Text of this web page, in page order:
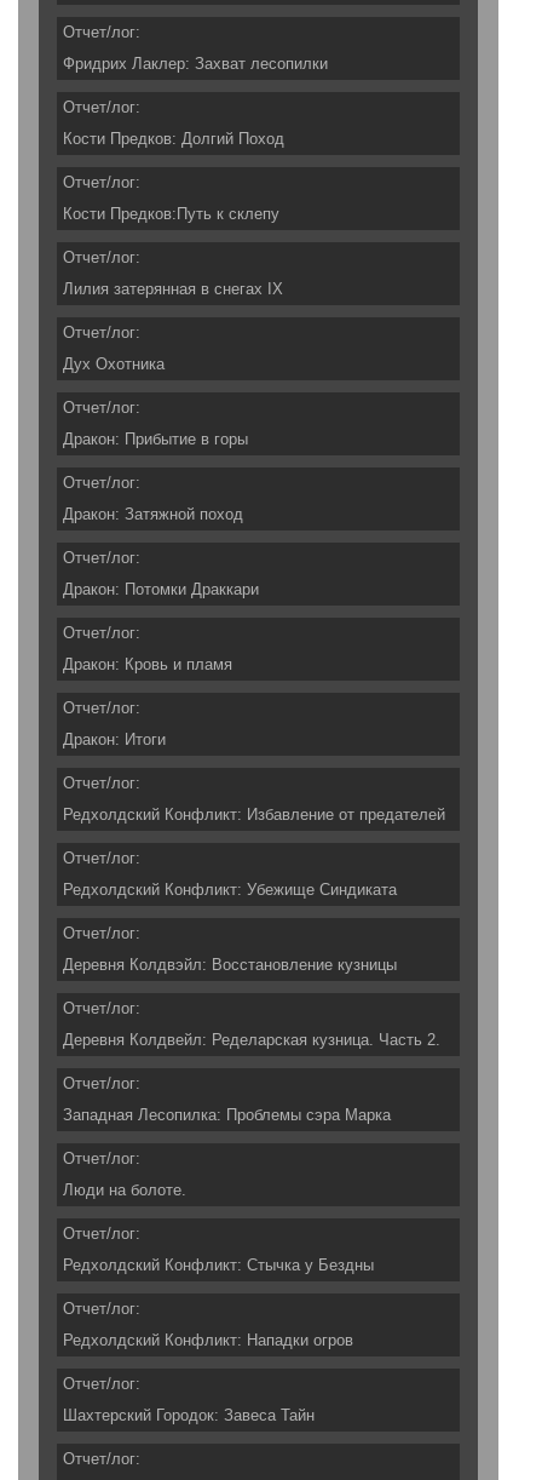
Отчет/лог:
Фридрих Лаклер: Захват лесопилки
Отчет/лог:
Кости Предков: Долгий Поход
Отчет/лог:
Кости Предков:Путь к склепу
Отчет/лог:
Лилия затерянная в снегах IX
Отчет/лог:
Дух Охотника
Отчет/лог:
Дракон: Прибытие в горы
Отчет/лог:
Дракон: Затяжной поход
Отчет/лог:
Дракон: Потомки Драккари
Отчет/лог:
Дракон: Кровь и пламя
Отчет/лог:
Дракон: Итоги
Отчет/лог:
Редхолдский Конфликт: Избавление от предателей
Отчет/лог:
Редхолдский Конфликт: Убежище Синдиката
Отчет/лог:
Деревня Колдвэйл: Восстановление кузницы
Отчет/лог:
Деревня Колдвейл: Ределарская кузница. Часть 2.
Отчет/лог:
Западная Лесопилка: Проблемы сэра Марка
Отчет/лог:
Люди на болоте.
Отчет/лог:
Редхолдский Конфликт: Стычка у Бездны
Отчет/лог:
Редхолдский Конфликт: Нападки огров
Отчет/лог:
Шахтерский Городок: Завеса Тайн
Отчет/лог: